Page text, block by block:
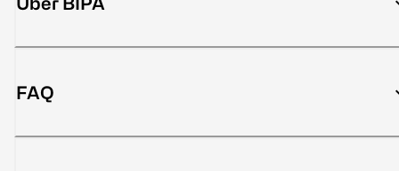
FAQ